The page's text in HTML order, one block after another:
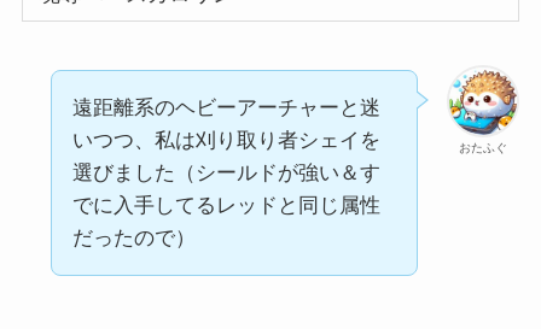
おたふぐ
遠距離系のヘビーアーチャーと迷
いつつ、私は刈り取り者シェイを
選びました（シールドが強い＆す
でに入手してるレッドと同じ属性
だったので）